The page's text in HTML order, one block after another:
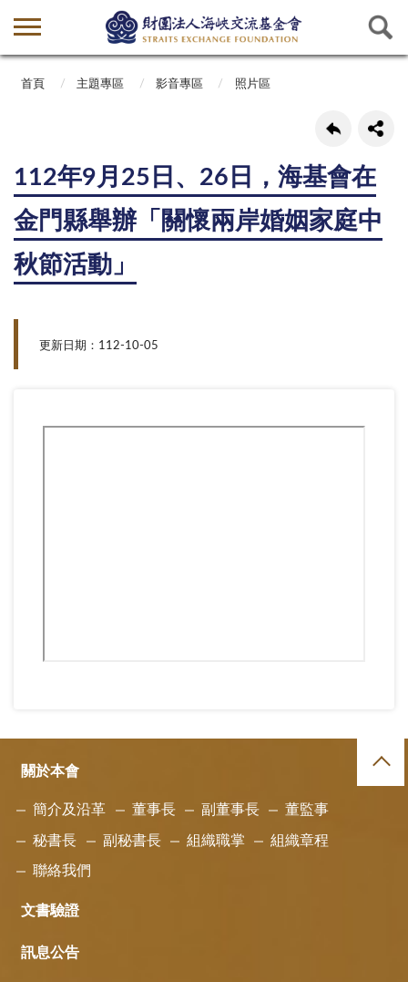
首頁 主題專區 影音專區 照片區
112年9月25日、26日，海基會在
金門縣舉辦「關懷兩岸婚姻家庭中
秋節活動」
更新日期：112-10-05
關於本會
簡介及沿革 董事長 副董事長 董監事
秘書長 副秘書長 組織職掌 組織章程
聯絡我們
文書驗證
訊息公告